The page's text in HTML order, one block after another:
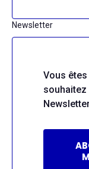
Newsletter
Vous
souhaitez